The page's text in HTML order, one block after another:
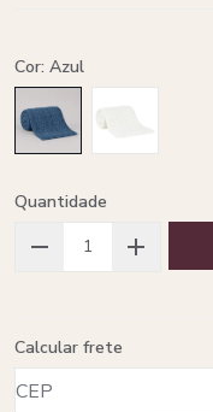
Cor: Azul
Quantidade
Calcular frete